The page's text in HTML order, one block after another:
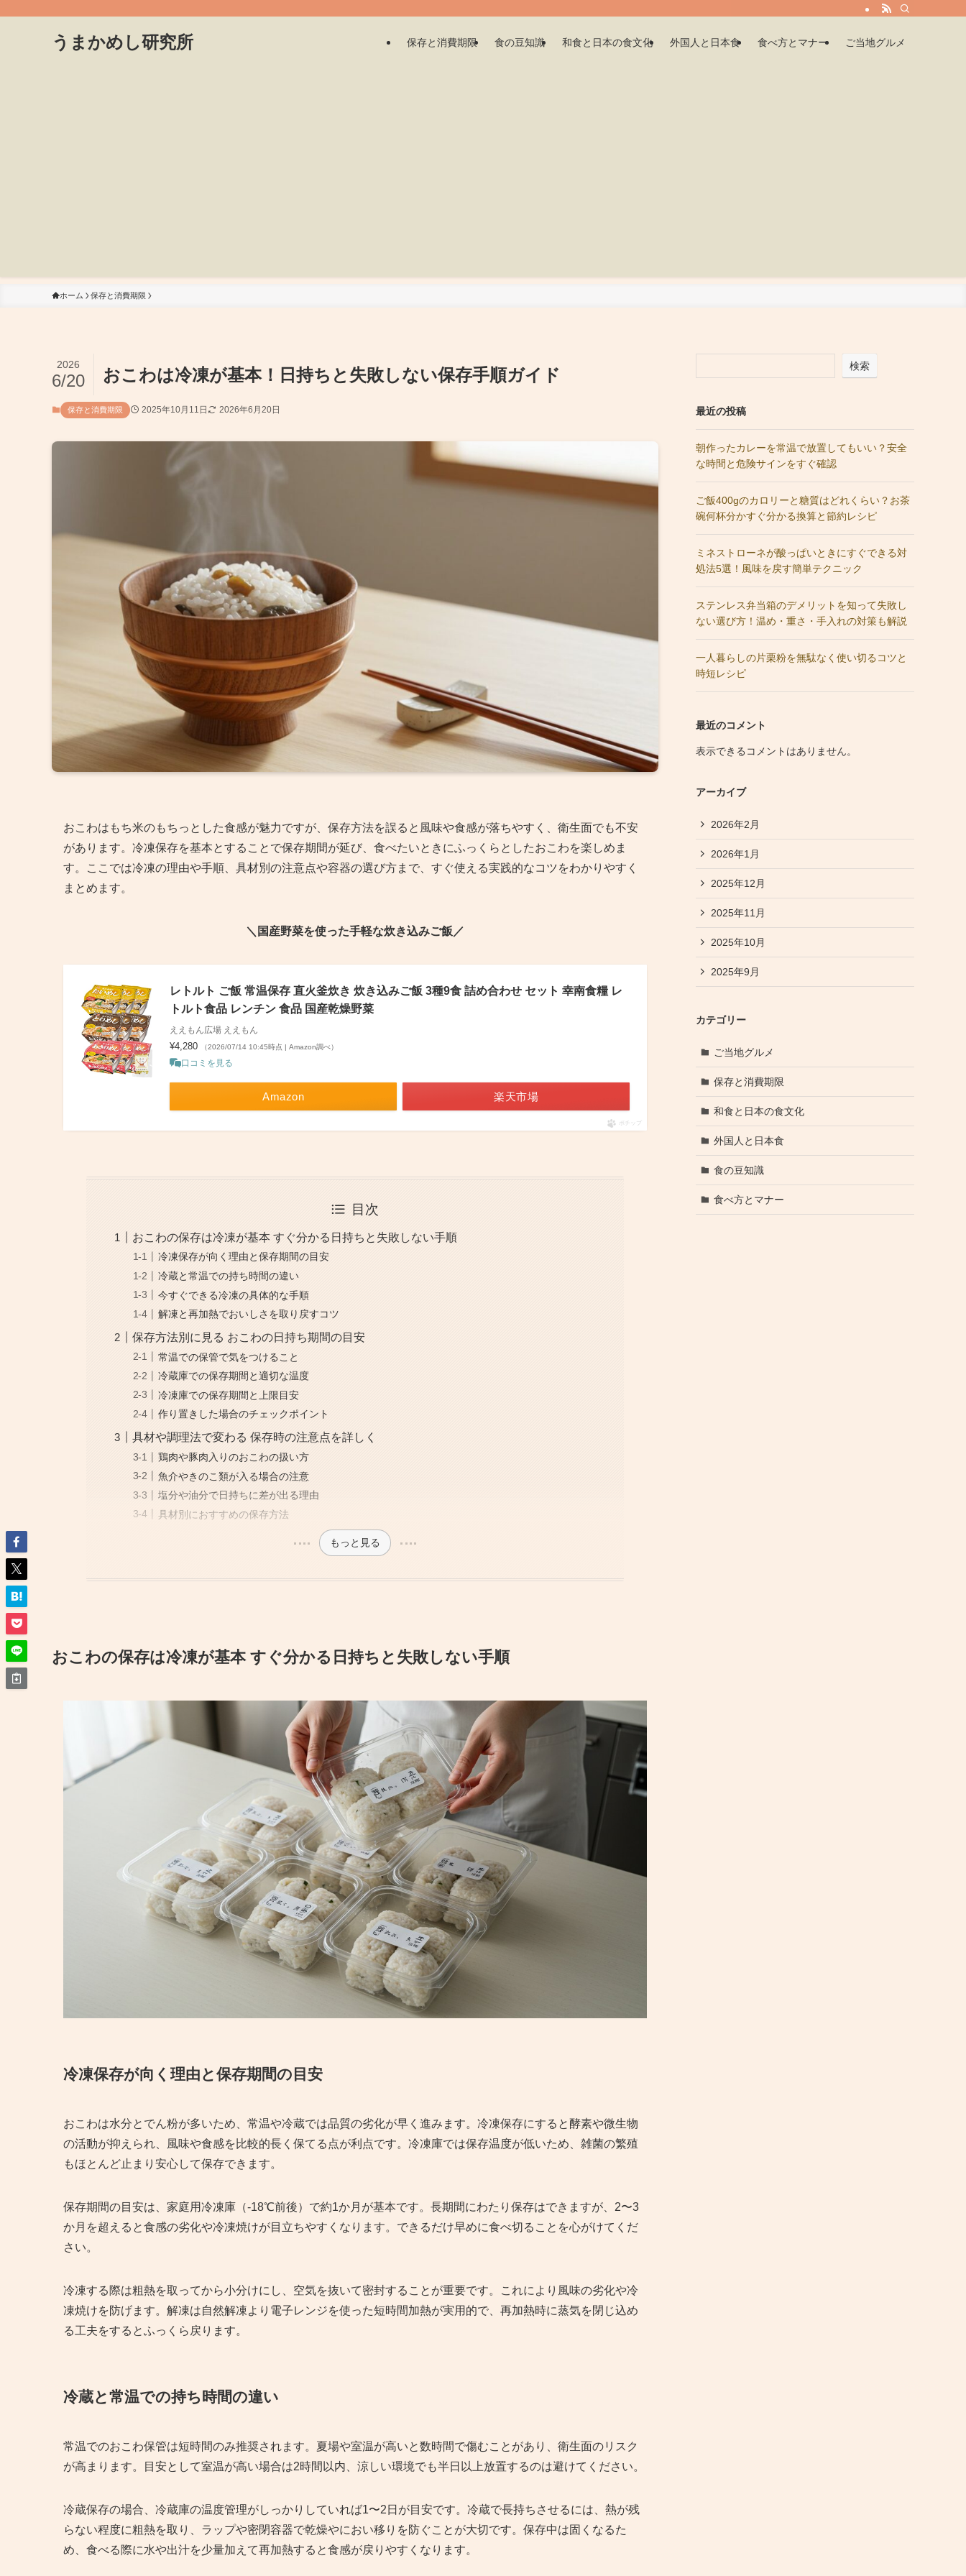
うまかめし研究所 保存と消費期限 食の豆知識 和食と日本の食文化 外国人と日本食 食べ方とマナー ご当地グルメ
ホーム 保存と消費期限
おこわは冷凍が基本！日持ちと失敗しない保存手順ガイド
2026
6/20
保存と消費期限 2025年10月11日 2026年6月20日
おこわはもち米のもちっとした食感が魅力ですが、保存方法を誤ると風味や食感が落ちやすく、衛生面でも不安
があります。冷凍保存を基本とすることで保存期間が延び、食べたいときにふっくらとしたおこわを楽しめま
す。ここでは冷凍の理由や手順、具材別の注意点や容器の選び方まで、すぐ使える実践的なコツをわかりやすく
まとめます。
＼国産野菜を使った手軽な炊き込みご飯／
レトルト ご飯 常温保存 直火釜炊き 炊き込みご飯 3種9食 詰め合わせ セット 幸南食糧 レ
トルト食品 レンチン 食品 国産乾燥野菜
ええもん広場 ええもん
¥4,280 （2026/07/14 10:45時点 | Amazon調べ）
口コミを見る
Amazon 楽天市場
ポチップ
目次
おこわの保存は冷凍が基本 すぐ分かる日持ちと失敗しない手順
冷凍保存が向く理由と保存期間の目安
冷蔵と常温での持ち時間の違い
今すぐできる冷凍の具体的な手順
解凍と再加熱でおいしさを取り戻すコツ
保存方法別に見る おこわの日持ち期間の目安
常温での保管で気をつけること
冷蔵庫での保存期間と適切な温度
冷凍庫での保存期間と上限目安
作り置きした場合のチェックポイント
具材や調理法で変わる 保存時の注意点を詳しく
鶏肉や豚肉入りのおこわの扱い方
魚介やきのこ類が入る場合の注意
塩分や油分で日持ちに差が出る理由
具材別におすすめの保存方法
もっと見る
おこわの保存は冷凍が基本 すぐ分かる日持ちと失敗しない手順
冷凍保存が向く理由と保存期間の目安
おこわは水分とでん粉が多いため、常温や冷蔵では品質の劣化が早く進みます。冷凍保存にすると酵素や微生物
の活動が抑えられ、風味や食感を比較的長く保てる点が利点です。冷凍庫では保存温度が低いため、雑菌の繁殖
もほとんど止まり安心して保存できます。
保存期間の目安は、家庭用冷凍庫（-18℃前後）で約1か月が基本です。長期間にわたり保存はできますが、2〜3
か月を超えると食感の劣化や冷凍焼けが目立ちやすくなります。できるだけ早めに食べ切ることを心がけてくだ
さい。
冷凍する際は粗熱を取ってから小分けにし、空気を抜いて密封することが重要です。これにより風味の劣化や冷
凍焼けを防げます。解凍は自然解凍より電子レンジを使った短時間加熱が実用的で、再加熱時に蒸気を閉じ込め
る工夫をするとふっくら戻ります。
冷蔵と常温での持ち時間の違い
常温でのおこわ保管は短時間のみ推奨されます。夏場や室温が高いと数時間で傷むことがあり、衛生面のリスク
が高まります。目安として室温が高い場合は2時間以内、涼しい環境でも半日以上放置するのは避けてください。
冷蔵保存の場合、冷蔵庫の温度管理がしっかりしていれば1〜2日が目安です。冷蔵で長持ちさせるには、熱が残
らない程度に粗熱を取り、ラップや密閉容器で乾燥やにおい移りを防ぐことが大切です。保存中は固くなるた
め、食べる際に水や出汁を少量加えて再加熱すると食感が戻りやすくなります。
検索
最近の投稿
朝作ったカレーを常温で放置してもいい？安全
な時間と危険サインをすぐ確認
ご飯400gのカロリーと糖質はどれくらい？お茶
碗何杯分かすぐ分かる換算と節約レシピ
ミネストローネが酸っぱいときにすぐできる対
処法5選！風味を戻す簡単テクニック
ステンレス弁当箱のデメリットを知って失敗し
ない選び方！温め・重さ・手入れの対策も解説
一人暮らしの片栗粉を無駄なく使い切るコツと
時短レシピ
最近のコメント
表示できるコメントはありません。
アーカイブ
2026年2月
2026年1月
2025年12月
2025年11月
2025年10月
2025年9月
カテゴリー
ご当地グルメ
保存と消費期限
和食と日本の食文化
外国人と日本食
食の豆知識
食べ方とマナー